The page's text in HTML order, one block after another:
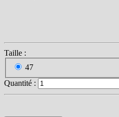
Taille :
47
Quantité :